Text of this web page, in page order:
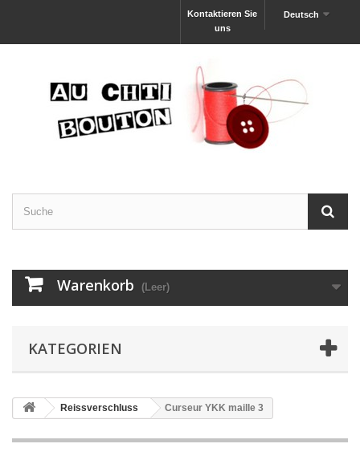
Deutsch
Kontaktieren Sie
uns
Warenkorb (Leer)
KATEGORIEN
Reissverschluss Curseur YKK maille 3